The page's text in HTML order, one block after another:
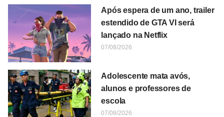
Após espera de um ano, trailer
estendido de GTA VI será
lançado na Netflix
07/08/2026
Adolescente mata avós,
alunos e professores de
escola
07/08/2026